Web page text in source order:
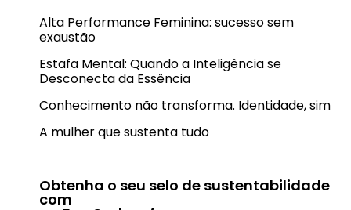
Alta Performance Feminina: sucesso sem
exaustão
Estafa Mental: Quando a Inteligência se
Desconecta da Essência
Conhecimento não transforma. Identidade, sim
A mulher que sustenta tudo
Obtenha o seu selo de sustentabilidade
com